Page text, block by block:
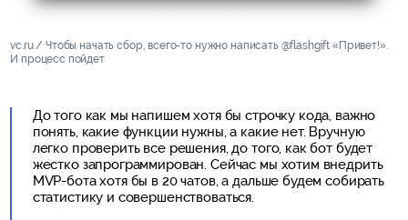
vc.ru / Чтобы начать сбор, всего-то нужно написать @flashgift «Привет!».
И процесс пойдет
До того как мы напишем хотя бы строчку кода, важно
понять, какие функции нужны, а какие нет. Вручную
легко проверить все решения, до того, как бот будет
жестко запрограммирован. Сейчас мы хотим внедрить
MVP-бота хотя бы в 20 чатов, а дальше будем собирать
статистику и совершенствоваться.